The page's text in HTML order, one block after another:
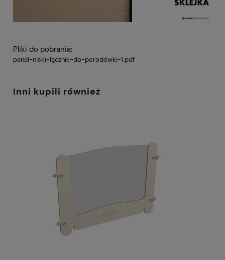
Pliki do pobrania:
panel-niski-łącznik-do-porodówki-1.pdf
Inni kupili również